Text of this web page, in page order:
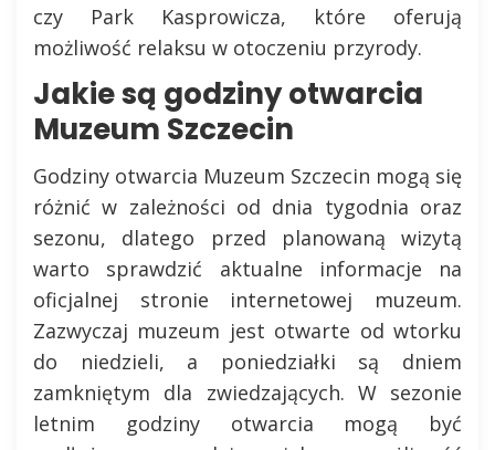
czy Park Kasprowicza, które oferują
możliwość relaksu w otoczeniu przyrody.
Jakie są godziny otwarcia
Muzeum Szczecin
Godziny otwarcia Muzeum Szczecin mogą się
różnić w zależności od dnia tygodnia oraz
sezonu, dlatego przed planowaną wizytą
warto sprawdzić aktualne informacje na
oficjalnej stronie internetowej muzeum.
Zazwyczaj muzeum jest otwarte od wtorku
do niedzieli, a poniedziałki są dniem
zamkniętym dla zwiedzających. W sezonie
letnim godziny otwarcia mogą być